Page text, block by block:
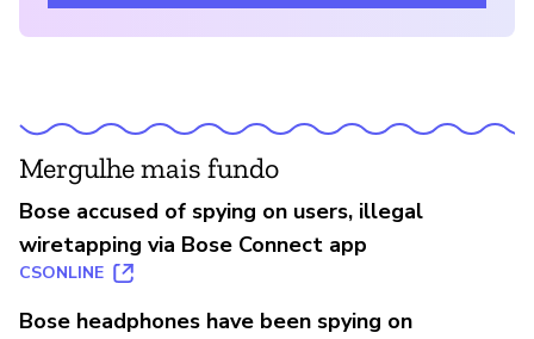
Mergulhe mais fundo
Bose accused of spying on users, illegal
wiretapping via Bose Connect app
CSONLINE
Bose headphones have been spying on